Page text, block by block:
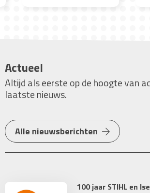
Actueel
Altijd als eerste op de hoogte van
laatste nieuws.
Alle nieuwsberichten
100 jaar STIHL en